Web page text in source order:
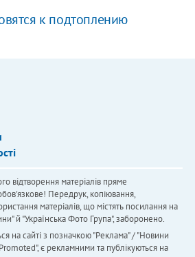
к подтоплению
відтворення матеріалів пряме
Передрук, копіювання,
матеріалів, що містять посилання на
й "Українська Фото Група", заборонено.
на сайті з позначкою "Реклама" / "Новини
є рекламними та публікуються на